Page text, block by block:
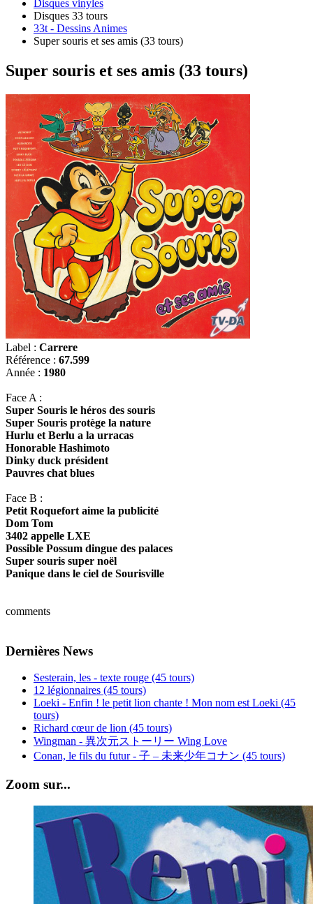
Disques vinyles
Disques 33 tours
33t - Dessins Animes
Super souris et ses amis (33 tours)
Super souris et ses amis (33 tours)
Label : Carrere
Référence : 67.599
Année : 1980
Face A :
Super Souris le héros des souris
Super Souris protège la nature
Hurlu et Berlu a la urracas
Honorable Hashimoto
Dinky duck président
Pauvres chat blues
Face B :
Petit Roquefort aime la publicité
Dom Tom
3402 appelle LXE
Possible Possum dingue des palaces
Super souris super noël
Panique dans le ciel de Sourisville
comments
Dernières News
Sesterain, les - texte rouge (45 tours)
12 légionnaires (45 tours)
Loeki - Enfin ! le petit lion chante ! Mon nom est Loeki (45
tours)
Richard cœur de lion (45 tours)
Wingman - 異次元ストーリー Wing Love
Conan, le fils du futur - 子 – 未来少年コナン (45 tours)
Zoom sur...